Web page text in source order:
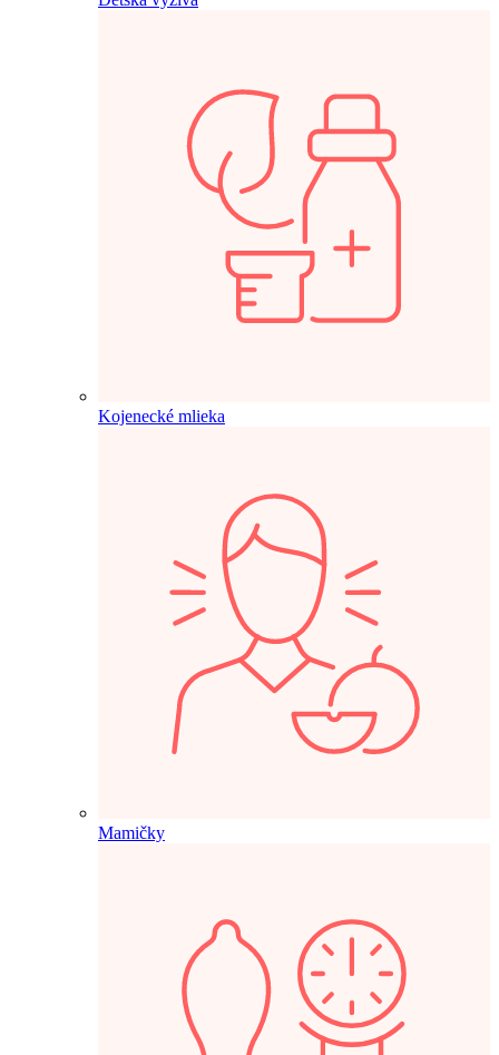
Kojenecké mlieka
Mamičky